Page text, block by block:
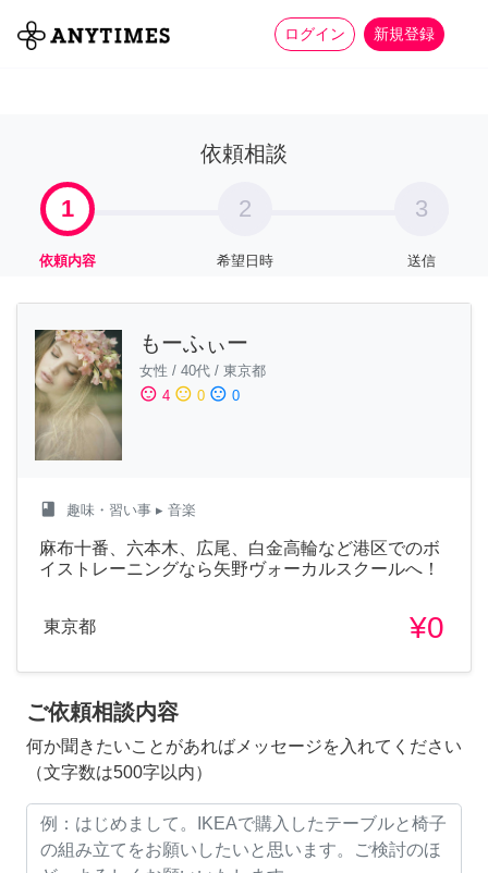
ログイン 新規登録
全て 家事 more_horiz
依頼相談
1
依頼内容
2
希望日時
3
送信
もーふぃー
女性 / 40代 / 東京都
sentiment_satisfied 4 sentiment_neutral 0 sentiment_dissatisfied 0
class 趣味・習い事 ▸ 音楽
麻布十番、六本木、広尾、白金高輪など港区でのボ
イストレーニングなら矢野ヴォーカルスクールへ！
東京都 ¥0
ご依頼相談内容
何か聞きたいことがあればメッセージを入れてください
（文字数は500字以内）